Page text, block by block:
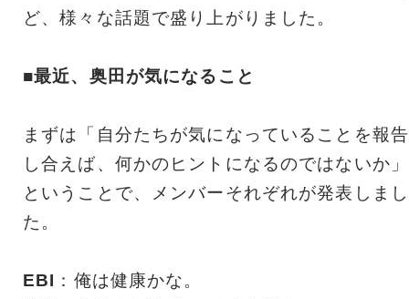
ど、様々な話題で盛り上がりました。
■最近、奥田が気になること
まずは「自分たちが気になっていることを報告
し合えば、何かのヒントになるのではないか」
ということで、メンバーそれぞれが発表しまし
た。
EBI ：俺は健康かな。